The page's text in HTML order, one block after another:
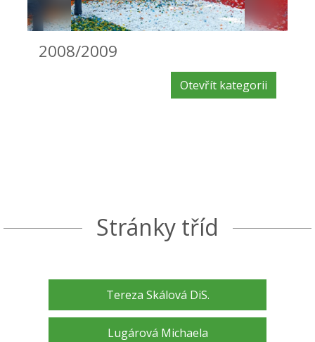
2008/2009
Otevřít kategorii
Stránky tříd
Tereza Skálová DiS.
Lugárová Michaela